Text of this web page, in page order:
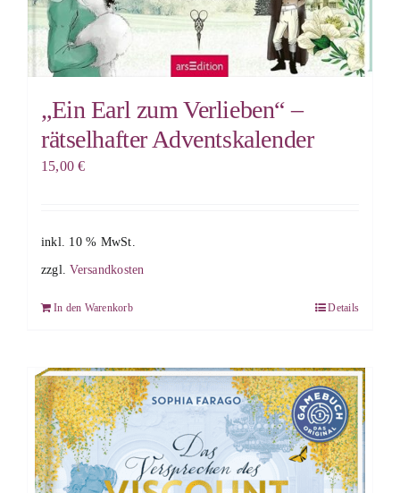
„Ein Earl zum Verlieben“ –
rätselhafter Adventskalender
15,00€
inkl. 10 % MwSt.
zzgl.Versandkosten
In den Warenkorb Details